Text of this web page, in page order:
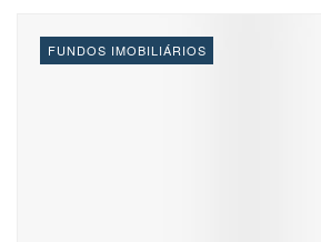
FUNDOS IMOBILIÁRIOS